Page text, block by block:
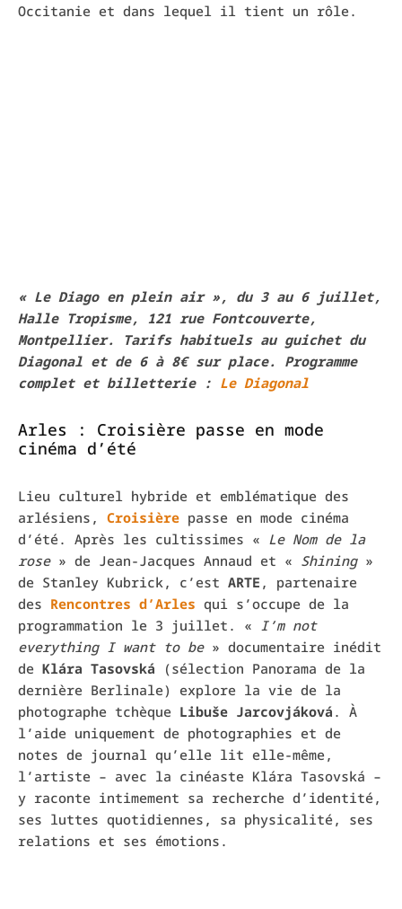
Occitanie et dans lequel il tient un rôle.
« Le Diago en plein air », du 3 au 6 juillet,
Halle Tropisme, 121 rue Fontcouverte,
Montpellier. Tarifs habituels au guichet du
Diagonal et de 6 à 8€ sur place. Programme
complet et billetterie : Le Diagonal
Arles : Croisière passe en mode
cinéma d’été
Lieu culturel hybride et emblématique des
arlésiens, Croisière passe en mode cinéma
d’été. Après les cultissimes « Le Nom de la
rose» de Jean-Jacques Annaud et « Shining»
de Stanley Kubrick, c’est ARTE , partenaire
des Rencontres d’Arles qui s’occupe de la
programmation le 3 juillet. « I’m not
everything I want to be» documentaire inédit
de Klára Tasovská (sélection Panorama de la
dernière Berlinale) explore la vie de la
photographe tchèque Libuše Jarcovjáková . À
l’aide uniquement de photographies et de
notes de journal qu’elle lit elle-même,
l’artiste – avec la cinéaste Klára Tasovská –
y raconte intimement sa recherche d’identité,
ses luttes quotidiennes, sa physicalité, ses
relations et ses émotions.